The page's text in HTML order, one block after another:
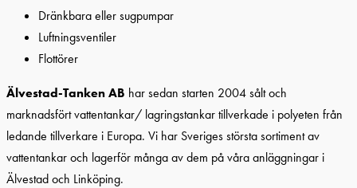
Dränkbara eller sugpumpar
Luftningsventiler
Flottörer
Älvestad-Tanken AB har sedan starten 2004 sålt och
marknadsfört vattentankar/ lagringstankar tillverkade i polyeten från
ledande tillverkare i Europa. Vi har Sveriges största sortiment av
vattentankar och lagerför många av dem på våra anläggningar i
Älvestad och Linköping.